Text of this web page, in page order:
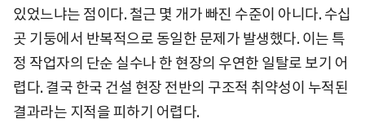
있었느냐는 점이다. 철근 몇 개가 빠진 수준이 아니다. 수십
곳 기둥에서 반복적으로 동일한 문제가 발생했다. 이는 특
정 작업자의 단순 실수나 한 현장의 우연한 일탈로 보기 어
렵다. 결국 한국 건설 현장 전반의 구조적 취약성이 누적된
결과라는 지적을 피하기 어렵다.